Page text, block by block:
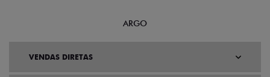
ARGO
VENDAS DIRETAS